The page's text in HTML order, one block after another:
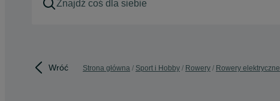
Wróć Strona główna Sport i Hobby Rowery Rowery elektryczne